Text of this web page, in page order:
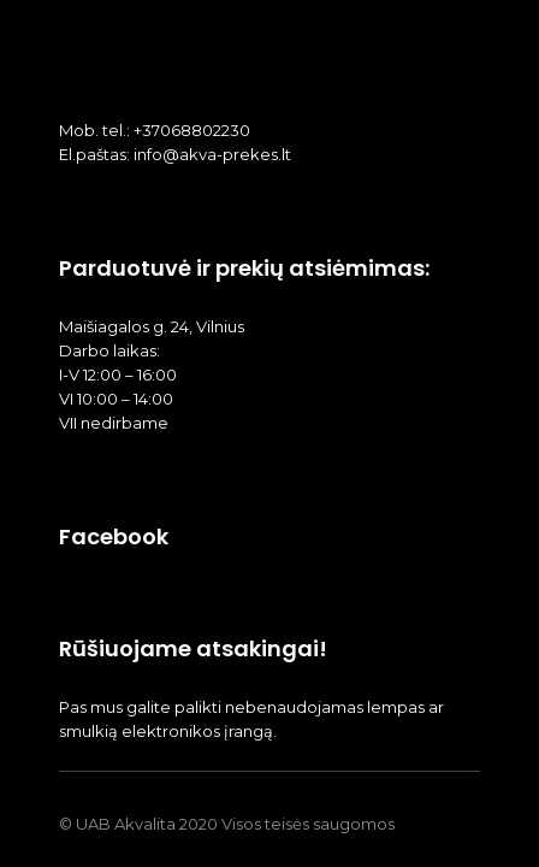
Mob. tel.: +37068802230
El.paštas: info@akva-prekes.lt
Parduotuvė ir prekių atsiėmimas:
Maišiagalos g. 24, Vilnius
Darbo laikas:
I-V 12:00 – 16:00
VI 10:00 – 14:00
VII nedirbame
Facebook
Rūšiuojame atsakingai!
Pas mus galite palikti nebenaudojamas lempas ar
smulkią elektronikos įrangą.
© UAB Akvalita 2020 Visos teisės saugomos